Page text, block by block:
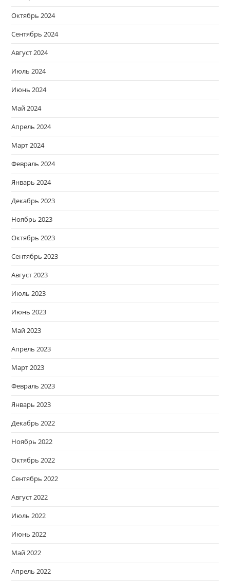
Октябрь 2024
Сентябрь 2024
Август 2024
Июль 2024
Июнь 2024
Май 2024
Апрель 2024
Март 2024
Февраль 2024
Январь 2024
Декабрь 2023
Ноябрь 2023
Октябрь 2023
Сентябрь 2023
Август 2023
Июль 2023
Июнь 2023
Май 2023
Апрель 2023
Март 2023
Февраль 2023
Январь 2023
Декабрь 2022
Ноябрь 2022
Октябрь 2022
Сентябрь 2022
Август 2022
Июль 2022
Июнь 2022
Май 2022
Апрель 2022